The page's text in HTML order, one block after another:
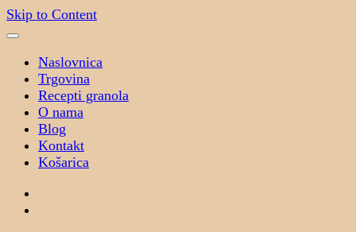
Skip to Content
Naslovnica
Trgovina
Recepti granola
O nama
Blog
Kontakt
Košarica